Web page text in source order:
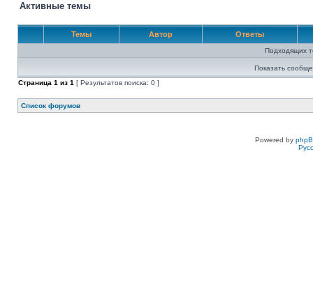
Активные темы
Темы Автор Ответы
Подходящих
Показать
Страница 1 из 1 [ Результатов поиска: 0 ]
Список форумов
Powered by